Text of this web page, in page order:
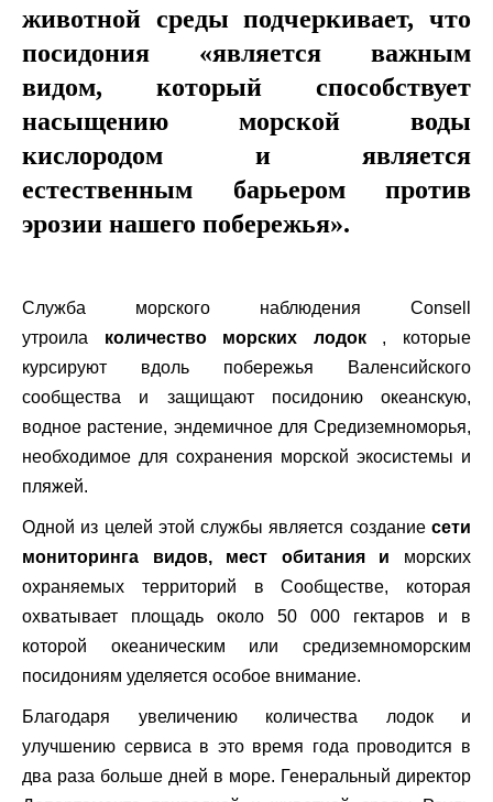
животной среды подчеркивает, что
посидония «является важным
видом, который способствует
насыщению морской воды
кислородом и является
естественным барьером против
эрозии нашего побережья».
Служба морского наблюдения Consell
утроила количество морских лодок, которые
курсируют вдоль побережья Валенсийского
сообщества и защищают посидонию океанскую,
водное растение, эндемичное для Средиземноморья,
необходимое для сохранения морской экосистемы и
пляжей.
Одной из целей этой службы является создание сети
мониторинга видов, мест обитания и морских
охраняемых территорий в Сообществе, которая
охватывает площадь около 50 000 гектаров и в
которой океаническим или средиземноморским
посидониям уделяется особое внимание.
Благодаря увеличению количества лодок и
улучшению сервиса в это время года проводится в
два раза больше дней в море. Генеральный директор